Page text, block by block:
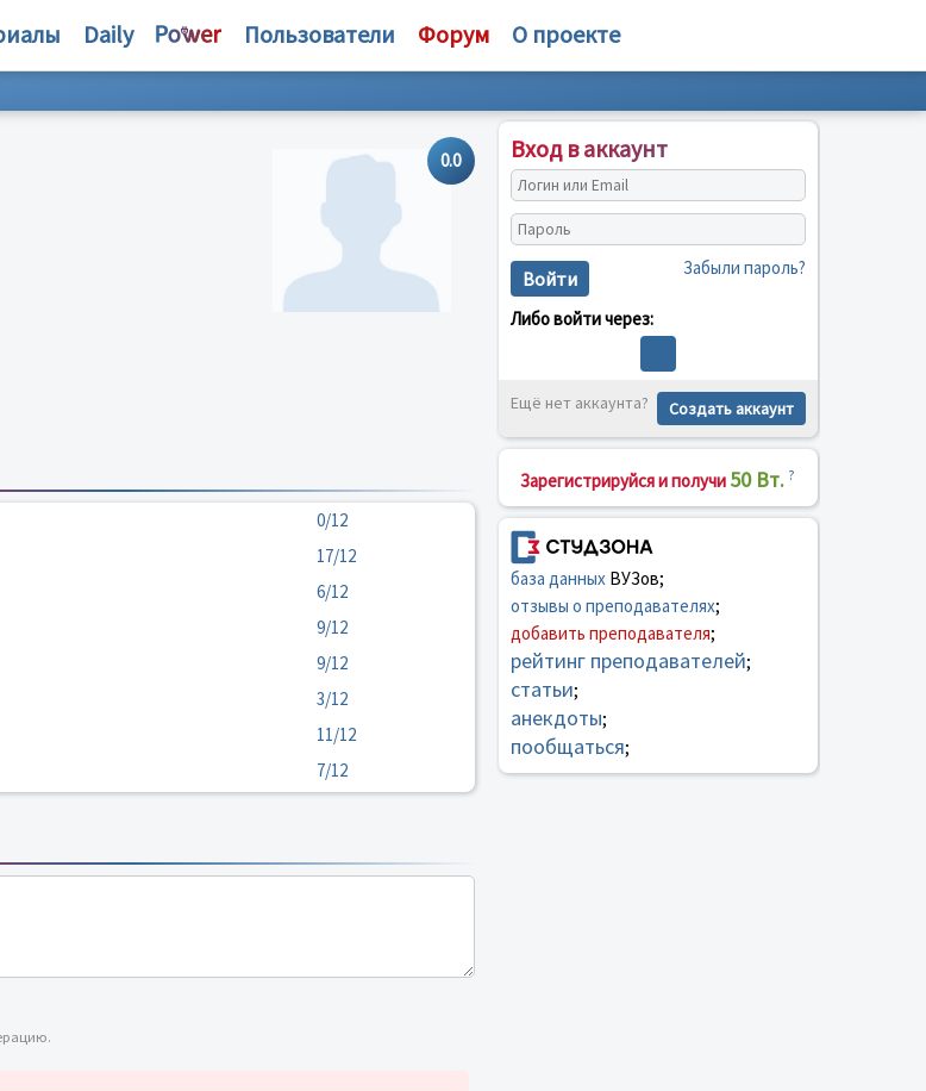
Daily Пользователи Форум О проекте
0.0
0/12
17/12
6/12
9/12
9/12
3/12
11/12
7/12
Вход в аккаунт
Войти Забыли пароль?
Либо войти через:
Ещё нет аккаунта? Создать аккаунт
Зарегистрируйся и получи 50 Вт. ?
база данныхВУЗов;
отзывы о преподавателях;
добавить преподавателя;
рейтинг преподавателей;
статьи;
анекдоты;
пообщаться;